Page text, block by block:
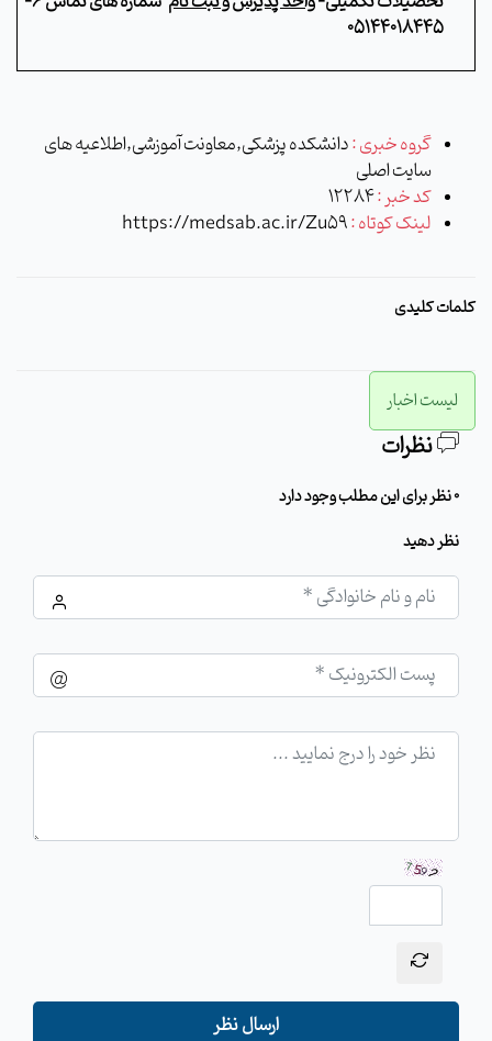
05144018445
گروه خبری :دانشکده پزشکی,معاونت آموزشی,اطلاعیه های
سایت اصلی
کد خبر :12284
لینک کوتاه :https://medsab.ac.ir/Zu59
کلمات کلیدی
لیست اخبار
نظرات
0 نظر برای این مطلب وجود دارد
نظر دهید
ارسال نظر